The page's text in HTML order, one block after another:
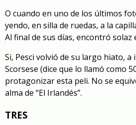
O cuando en uno de los últimos
yendo, en silla de ruedas, a la
Al final de sus días, encontró solaz
Si, Pesci volvió de su largo hiato, a
Scorsese (dice que lo llamó como
protagonizar esta peli. No se
alma de “El Irlandés”.
TRES